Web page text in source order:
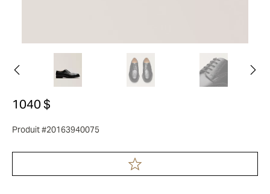
1040 $
Produit #20163940075